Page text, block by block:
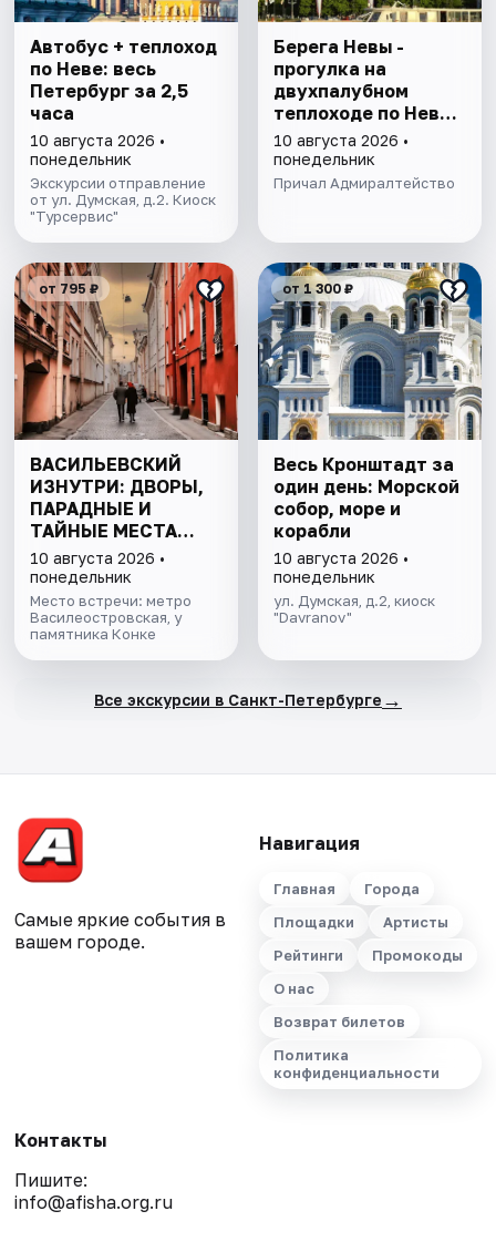
Автобус + теплоход
по Неве: весь
Петербург за 2,5
часа
10 августа 2026 •
понедельник
Экскурсии отправление
от ул. Думская, д.2. Киоск
"Турсервис"
Берега Невы -
прогулка на
двухпалубном
теплоходе по Неве
с подходом к
Финскому заливу
10 августа 2026 •
понедельник
Причал Адмиралтейство
от 795 ₽
ВАСИЛЬЕВСКИЙ
ИЗНУТРИ: ДВОРЫ,
ПАРАДНЫЕ И
ТАЙНЫЕ МЕСТА
ОСТРОВА
10 августа 2026 •
понедельник
Место встречи: метро
Василеостровская, у
памятника Конке
от 1 300 ₽
Весь Кронштадт за
один день: Морской
собор, море и
корабли
10 августа 2026 •
понедельник
ул. Думская, д.2, киоск
"Davranov"
Все экскурсии в Санкт-Петербурге →
Самые яркие события в
вашем городе.
Навигация
Главная
Города
Площадки
Артисты
Рейтинги
Промокоды
О нас
Возврат билетов
Политика
конфиденциальности
Контакты
Пишите:
info@afisha.org.ru